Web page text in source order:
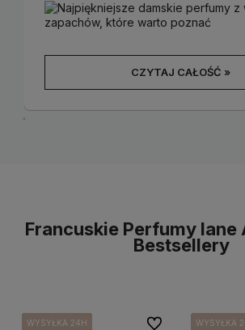
warto poznać i znajdź zapach
siebie.
CZYTAJ CAŁOŚĆ »
Francuskie Perfumy lane
Bestsellery
WYSYŁKA 24H
WYSYŁKA 24H
WYSYŁKA 24H
WYSYŁKA 24H Do ulubionychWYSYŁKA
WYSYŁKA
WYSYŁKA
WYSYŁKA